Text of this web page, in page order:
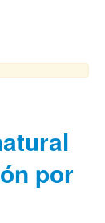
por